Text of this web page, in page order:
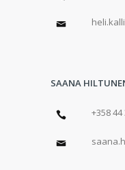
SAANA
+358 44